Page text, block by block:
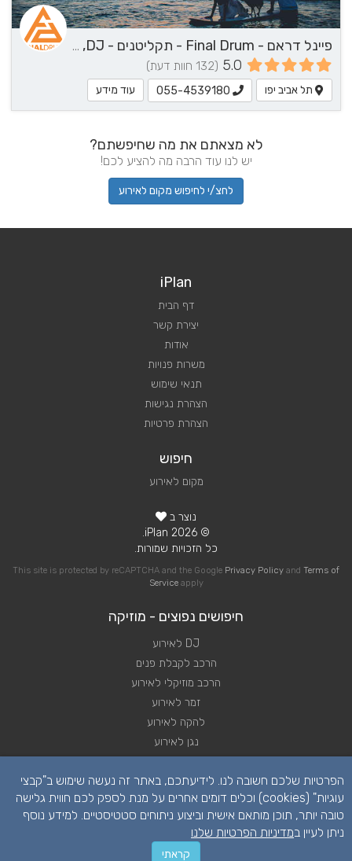
פיינל דראם - Final Drum - תקליטנים - DJ, נגן / הרכב מוזיקלי, שירותי מוזיקה
5.0 (132 חוות דעת)
תל אביב יפו 055-4539180 עוד מידע
לא מצאתם את מה שחיפשתם?
יש לנו עוד הרבה מה להציע לכם!
לחצ/י לחיפוש מקום לאירוע
iPlan
דף הבית
יצירת קשר
אודות
משרות פנויות
תנאי שימוש
הצהרת נגישות
הצהרת פרטיות
חיפוש
מקום לאירוע
נוצר ב
© 2026 iPlan.
כל הזכויות שמורות.
This site is protected by reCAPTCHA and the Google Privacy Policy and Terms of
Serviceapply
חיפושים נפוצים - מוזיקה
DJ לאירוע
הרכב לקבלת פנים
הרכב מוזיקלי לאירוע
זמר לאירוע
להקה לאירוע
נגן לאירוע
תקליטן לאירוע
הפרטיות שלכם חשובה לנו. לידיעתכם, באתר זה נעשה שימוש ב"קבצי
עוגיות" (cookies) וכלים דומים אחרים על מנת לספק לכם חווית גלישה
טובה יותר, תוכן מותאם אישית וביצוע ניתוחים סטטיסטיים. למידע נוסף
ניתן לעיין במדיניות הפרטיות שלנו
קראתי